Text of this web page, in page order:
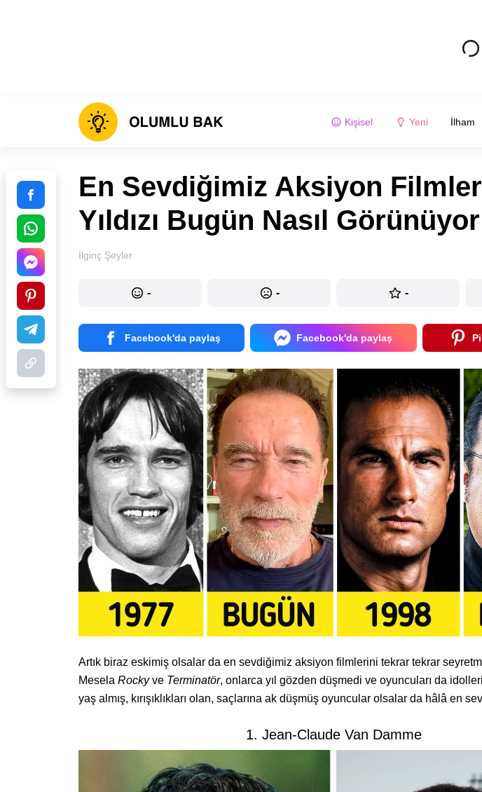
Kişisel Yeni İlham
En Sevdiğimiz Aksiyon
Yıldızı Bugün Nasıl Görünüyor
İlginç Şeyler
- - -
Facebook'da paylaş Facebook'da paylaş
Artık biraz eskimiş olsalar da en sevdiğimiz aksiyon filmlerini tekrar tekrar
Mesela Rockyve Terminatör, onlarca yıl gözden düşmedi ve oyuncuları da
yaş almış, kırışıklıkları olan, saçlarına ak düşmüş oyuncular olsalar da hâlâ en
1. Jean-Claude Van Damme